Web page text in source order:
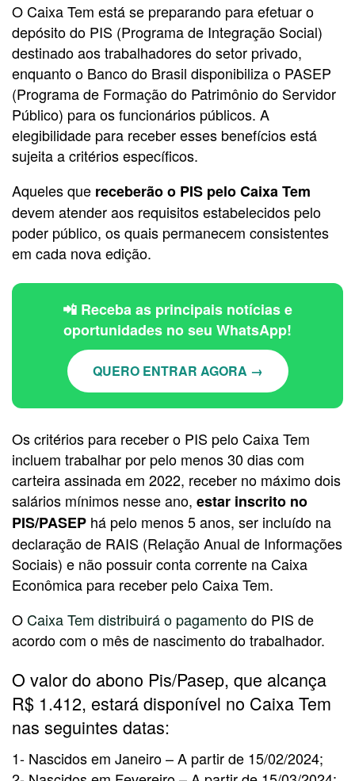
O Caixa Tem está se preparando para efetuar o
depósito do PIS (Programa de Integração Social)
destinado aos trabalhadores do setor privado,
enquanto o Banco do Brasil disponibiliza o PASEP
(Programa de Formação do Patrimônio do Servidor
Público) para os funcionários públicos. A
elegibilidade para receber esses benefícios está
sujeita a critérios específicos.
Aqueles que receberão o PIS pelo Caixa Tem
devem atender aos requisitos estabelecidos pelo
poder público, os quais permanecem consistentes
em cada nova edição.
📲 Receba as principais notícias e
oportunidades no seu WhatsApp!
QUERO ENTRAR AGORA →
Os critérios para receber o PIS pelo Caixa Tem
incluem trabalhar por pelo menos 30 dias com
carteira assinada em 2022, receber no máximo dois
salários mínimos nesse ano, estar inscrito no
PIS/PASEP há pelo menos 5 anos, ser incluído na
declaração de RAIS (Relação Anual de Informações
Sociais) e não possuir conta corrente na Caixa
Econômica para receber pelo Caixa Tem.
OCaixa Tem distribuirá o pagamentodo PIS de
acordo com o mês de nascimento do trabalhador.
O valor do abono Pis/Pasep, que alcança
R$ 1.412, estará disponível no Caixa Tem
nas seguintes datas:
1- Nascidos em Janeiro – A partir de 15/02/2024;